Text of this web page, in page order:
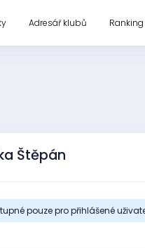
Adresář klubů Ranking
Štěpán
pouze pro přihlášené